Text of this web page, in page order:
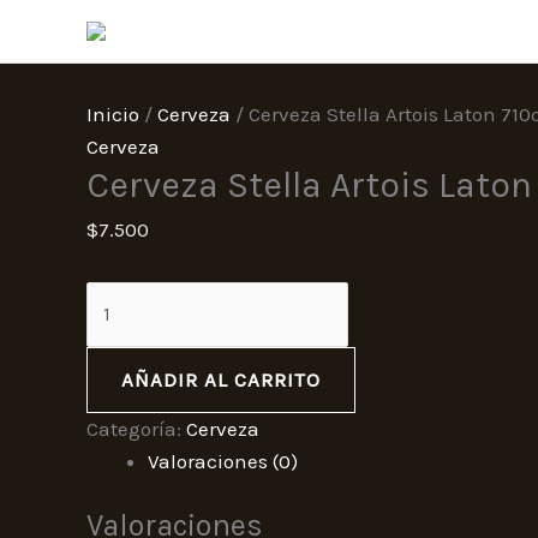
Inicio / Cerveza / Cerveza Stella Artois Laton
Cerveza
Cerveza Stella Artois Laton
$7.500
Stella
Laton
710cc
cantidad
AÑADIR AL CARRITO
Categoría: Cerveza
Valoraciones (0)
Valoraciones